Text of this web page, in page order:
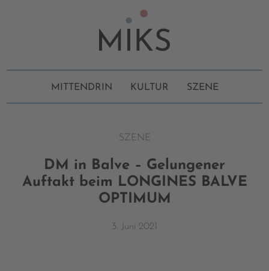
MITTENDRIN KULTUR SZENE
SZENE
DM in Balve – Gelungener
Auftakt beim LONGINES BALVE
OPTIMUM
3. Juni 2021